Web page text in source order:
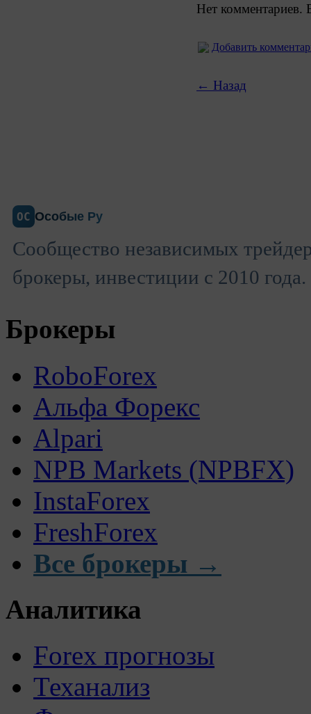
Нет
Добавить
← Назад
ОС Особые Ру
Сообщество независимых
брокеры, инвестиции с 2010 года.
Брокеры
RoboForex
Альфа Форекс
Alpari
NPB Markets (NPBFX)
InstaForex
FreshForex
Все брокеры →
Аналитика
Forex прогнозы
Теханализ